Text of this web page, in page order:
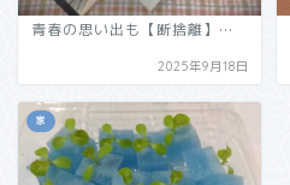
青春の思い出も【断捨離】…
2025年9月18日
家